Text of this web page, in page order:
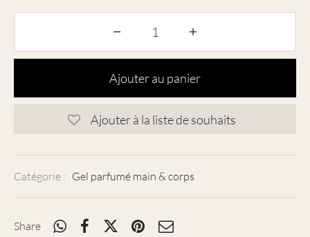
Ajouter au panier
Ajouter à la liste de souhaits
Catégorie : Gel parfumé main & corps
Share